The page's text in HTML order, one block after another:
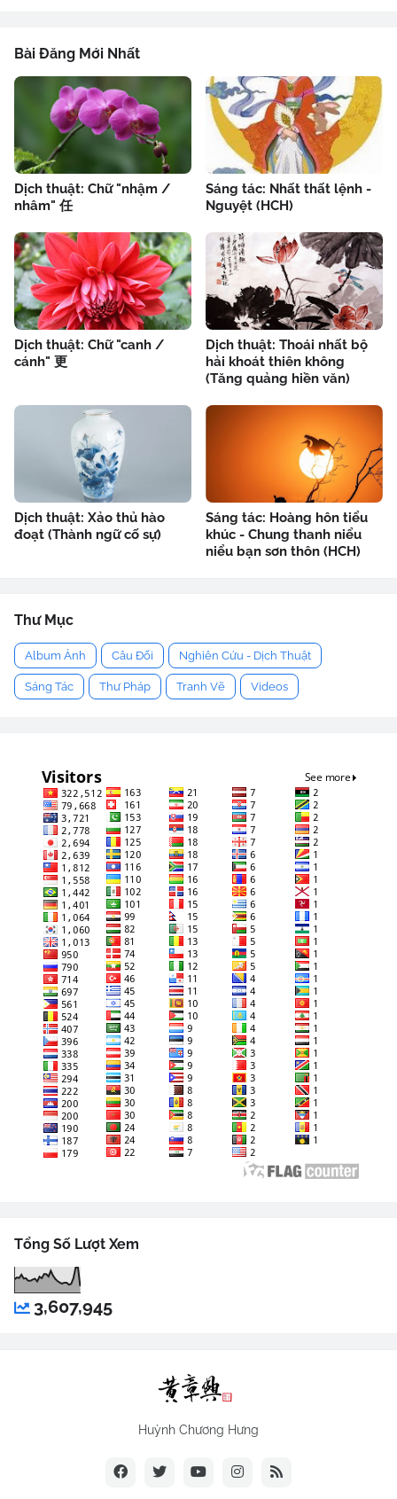
Bài Đăng Mới Nhất
Dịch thuật: Chữ "nhậm /
nhâm" 任
Sáng tác: Nhất thất lệnh -
Nguyệt (HCH)
Dịch thuật: Chữ "canh /
cánh" 更
Dịch thuật: Thoái nhất bộ
hải khoát thiên không
(Tăng quảng hiền văn)
Dịch thuật: Xảo thủ hào
đoạt (Thành ngữ cố sự)
Sáng tác: Hoàng hôn tiểu
khúc - Chung thanh niểu
niểu bạn sơn thôn (HCH)
Thư Mục
Album Ảnh Câu Đối Nghiên Cứu - Dịch Thuật
Sáng Tác Thư Pháp Tranh Vẽ Videos
Tổng Số Lượt Xem
3,607,945
Huỳnh Chương Hưng